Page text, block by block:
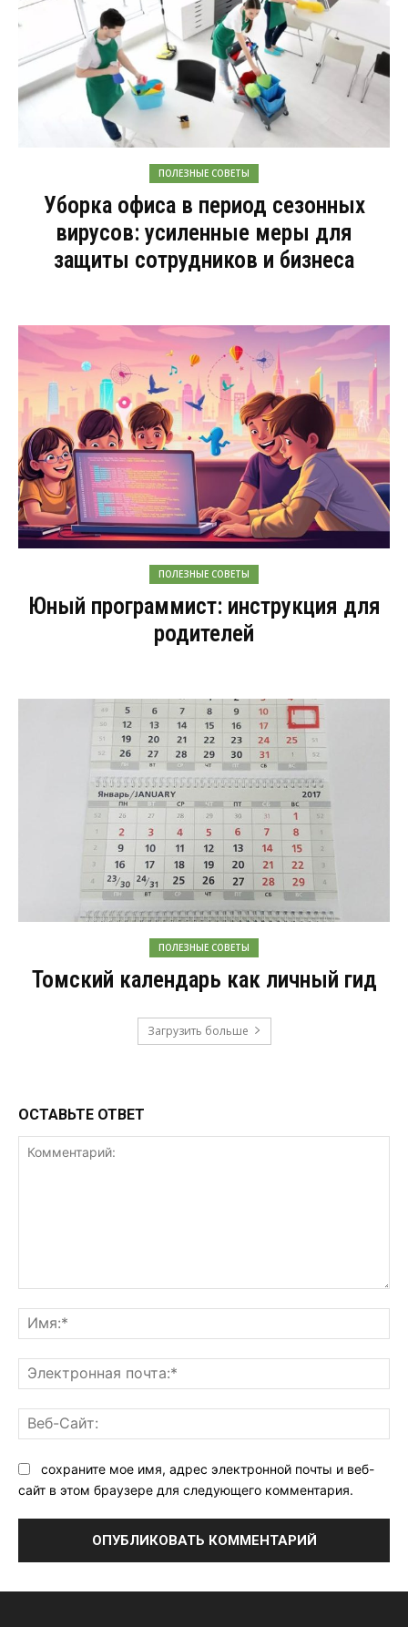
ПОЛЕЗНЫЕ СОВЕТЫ
Уборка офиса в период сезонных
вирусов: усиленные меры для
защиты сотрудников и бизнеса
ПОЛЕЗНЫЕ СОВЕТЫ
Юный программист: инструкция для
родителей
ПОЛЕЗНЫЕ СОВЕТЫ
Томский календарь как личный гид
Загрузить больше
ОСТАВЬТЕ ОТВЕТ
сохраните мое имя, адрес электронной почты и веб-
сайт в этом браузере для следующего комментария.